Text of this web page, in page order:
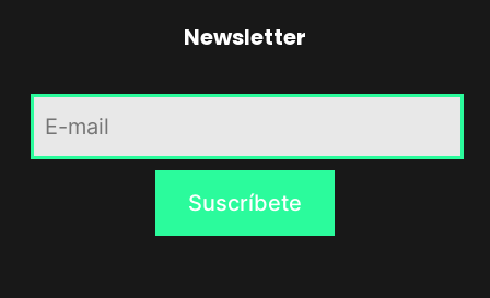
Newsletter